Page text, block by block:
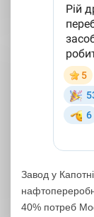
Завод у
40% потреб